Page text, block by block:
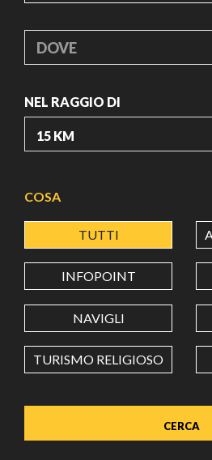
DOVE
NEL RAGGIO DI
LATITUDINE
LONGITUDINE
Value in decimal degrees. Use dot
COSA
TUTTI
INFOPOINT
NAVIGLI
TURISMO RELIGIOSO